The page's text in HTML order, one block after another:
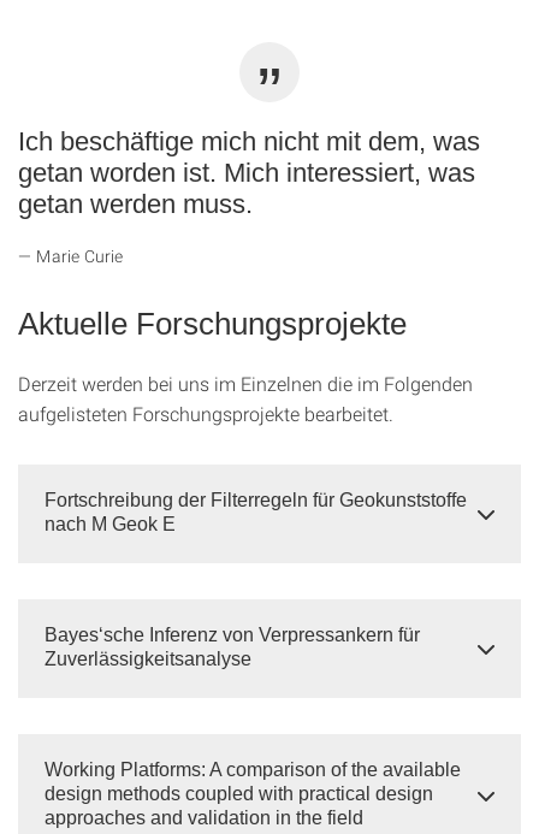
Ich beschäftige mich nicht mit dem, was
getan worden ist. Mich interessiert, was
getan werden muss.
Marie Curie
Aktuelle Forschungsprojekte
Derzeit werden bei uns im Einzelnen die im Folgenden
aufgelisteten Forschungsprojekte bearbeitet.
Fortschreibung der Filterregeln für Geokunststoffe
nach M Geok E
Bayes‘sche Inferenz von Verpressankern für
Zuverlässigkeitsanalyse
Working Platforms: A comparison of the available
design methods coupled with practical design
approaches and validation in the field